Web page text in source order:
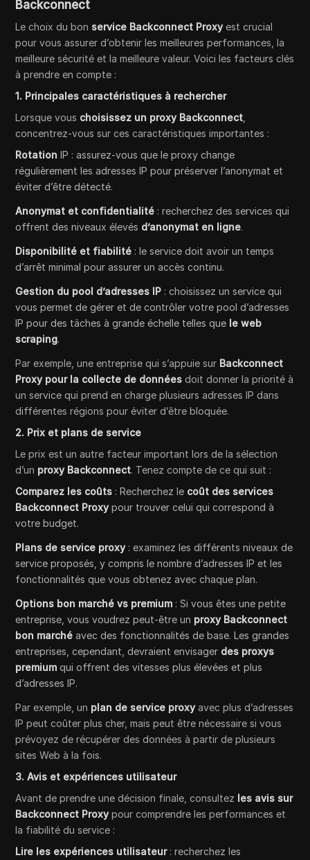
Backconnect
Le choix du bon service Backconnect Proxyest crucial
pour vous assurer d’obtenir les meilleures performances, la
meilleure sécurité et la meilleure valeur. Voici les facteurs clés
à prendre en compte :
1. Principales caractéristiques à rechercher
Lorsque vous choisissez un proxy Backconnect
concentrez-vous sur ces caractéristiques importantes :
Rotation IP : assurez-vous que le proxy change
régulièrement les adresses IP pour préserver l’anonymat et
éviter d’être détecté.
Anonymat et confidentialité : recherchez des services qui
offrent des niveaux élevés d’anonymat en ligne.
Disponibilité et fiabilité : le service doit avoir un temps
d’arrêt minimal pour assurer un accès continu.
Gestion du pool d’adresses IP : choisissez un service qui
vous permet de gérer et de contrôler votre pool d’adresses
IP pour des tâches à grande échelle telles que le web
scraping.
Par exemple, une entreprise qui s’appuie sur Backconnect
Proxy pour la collecte de données doit donner la priorité à
un service qui prend en charge plusieurs adresses IP dans
différentes régions pour éviter d’être bloquée.
2. Prix et plans de service
Le prix est un autre facteur important lors de la sélection
d’un proxy Backconnect. Tenez compte de ce qui suit :
Comparez les coûts : Recherchez le coût des services
Backconnect Proxypour trouver celui qui correspond à
votre budget.
Plans de service proxy: examinez les différents niveaux de
service proposés, y compris le nombre d’adresses IP et les
fonctionnalités que vous obtenez avec chaque plan.
Options bon marché vs premium : Si vous êtes une petite
entreprise, vous voudrez peut-être un proxy Backconnect
bon marché avec des fonctionnalités de base. Les grandes
entreprises, cependant, devraient envisager des proxys
premium qui offrent des vitesses plus élevées et plus
d’adresses IP.
Par exemple, un plan de service proxyavec plus d’adresses
IP peut coûter plus cher, mais peut être nécessaire si vous
prévoyez de récupérer des données à partir de plusieurs
sites Web à la fois.
3. Avis et expériences utilisateur
Avant de prendre une décision finale, consultez les avis sur
Backconnect Proxypour comprendre les performances et
la fiabilité du service :
Lire les expériences utilisateur: recherchez les